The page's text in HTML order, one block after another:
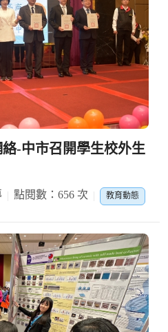
-中市召開學生校外生
點閱數：656 次 教育動態